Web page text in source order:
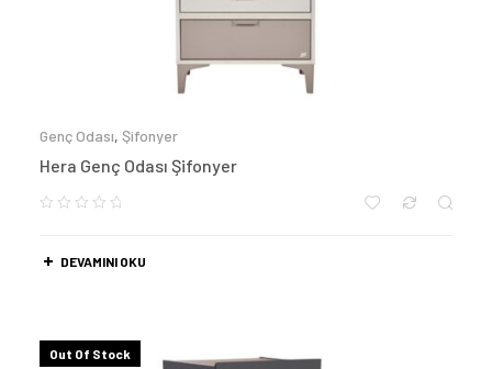
Genç Odası, Şifonyer
Hera Genç Odası Şifonyer
DEVAMINI OKU
Out Of Stock